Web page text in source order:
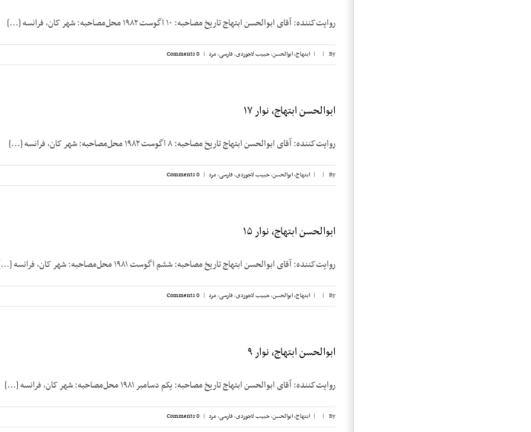
روایت‌کننده: آقای ابوالحسن ابتهاج تاریخ مصاحبه: ۱۰ اگوست ۱۹۸۲ محل‌مصاحبه: شهر کان، فرانسه [...]
By
|
| ابتهاج، ابوالحسن,حبیب لاجوردی,فارسی,مرد |
0 Comments
ابوالحسن ابتهاج، نوار ۱۷
روایت‌کننده: آقای ابوالحسن ابتهاج تاریخ مصاحبه: ۸ اگوست ۱۹۸۲ محل‌مصاحبه: شهر کان، فرانسه [...]
By
|
| ابتهاج، ابوالحسن,حبیب لاجوردی,فارسی,مرد |
0 Comments
ابوالحسن ابتهاج، نوار ۱۵
روایت‌کننده: آقای ابوالحسن ابتهاج تاریخ مصاحبه: ششم اگوست ۱۹۸۱ محل‌مصاحبه: شهر کان، فرانسه [...]
By
|
| ابتهاج، ابوالحسن,حبیب لاجوردی,فارسی,مرد |
0 Comments
ابوالحسن ابتهاج، نوار ۹
روایت‌کننده: آقای ابوالحسن ابتهاج تاریخ مصاحبه: یکم دسامبر ۱۹۸۱ محل‌مصاحبه: شهر کان، فرانسه [...]
By
|
| ابتهاج، ابوالحسن,حبیب لاجوردی,فارسی,مرد |
0 Comments